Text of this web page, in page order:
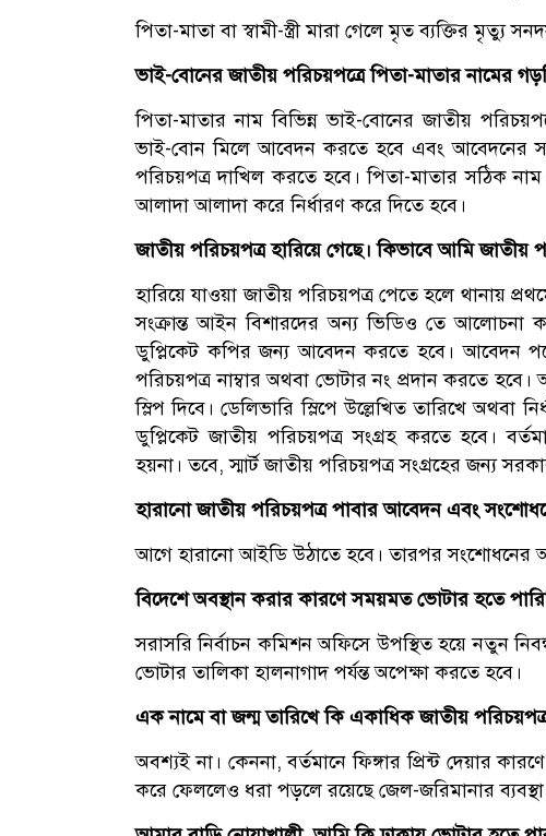
পিতা-মাতা বা স্বামী-স্ত্রী মারা গেলে মৃত ব্যক্তির মৃত্যু
ভাই-বোনের জাতীয় পরিচয়পত্রে পিতা-মাতার নামের
পিতা-মাতার নাম বিভিন্ন ভাই-বোনের জাতীয়
ভাই-বোন মিলে আবেদন করতে হবে এবং আবেদনের
পরিচয়পত্র দাখিল করতে হবে। পিতা-মাতার সঠিক
আলাদা আলাদা করে নির্ধারণ করে দিতে হবে।
জাতীয় পরিচয়পত্র হারিয়ে গেছে। কিভাবে আমি জাতীয়
হারিয়ে যাওয়া জাতীয় পরিচয়পত্র পেতে হলে থানায়
সংক্রান্ত আইন বিশারদের অন্য ভিডিও তে আলোচনা
ডুপ্লিকেট কপির জন্য আবেদন করতে হবে। আবেদন
পরিচয়পত্র নাম্বার অথবা ভোটার নং প্রদান করতে
স্লিপ দিবে। ডেলিভারি স্লিপে উল্লেখিত তারিখে অথবা
ডুপ্লিকেট জাতীয় পরিচয়পত্র সংগ্রহ করতে হবে।
হয়না। তবে, স্মার্ট জাতীয় পরিচয়পত্র সংগ্রহের জন্য
হারানো জাতীয় পরিচয়পত্র পাবার আবেদন এবং
আগে হারানো আইডি উঠাতে হবে। তারপর সংশোধনের
বিদেশে অবস্থান করার কারণে সময়মত ভোটার হতে
সরাসরি নির্বাচন কমিশন অফিসে উপস্থিত হয়ে নতুন
ভোটার তালিকা হালনাগাদ পর্যন্ত অপেক্ষা করতে হবে।
এক নামে বা জন্ম তারিখে কি একাধিক জাতীয়
অবশ্যই না। কেননা, বর্তমানে ফিঙ্গার প্রিন্ট দেয়ার
করে ফেললেও ধরা পড়লে রয়েছে জেল-জরিমানার